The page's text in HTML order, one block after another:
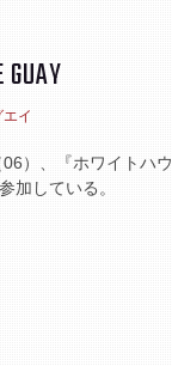
イ
06）、『ホワイト
加している。